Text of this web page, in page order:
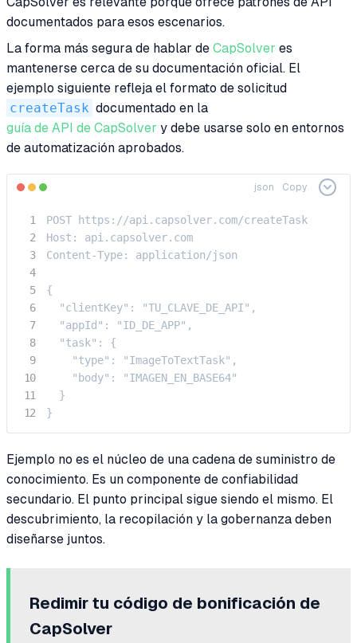
documentados para esos escenarios.
La forma más segura de hablar de CapSolver es
mantenerse cerca de su documentación oficial. El
ejemplo siguiente refleja el formato de solicitud
createTask documentado en la
guía de API de CapSolver y debe usarse solo en entornos
de automatización aprobados.
json Copy
POST https://api.capsolver.com/createTask
Host: api.capsolver.com
Content-Type: application/json
{
  "clientKey": "TU_CLAVE_DE_API",
  "appId": "ID_DE_APP",
  "task": {
    "type": "ImageToTextTask",
    "body": "IMAGEN_EN_BASE64"
  }
}
Ejemplo no es el núcleo de una cadena de suministro de
conocimiento. Es un componente de confiabilidad
secundario. El punto principal sigue siendo el mismo. El
descubrimiento, la recopilación y la gobernanza deben
diseñarse juntos.
Redimir tu código de bonificación de
CapSolver